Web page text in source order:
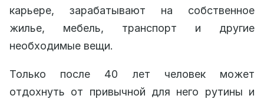
карьере, зарабатывают на собственное
жилье, мебель, транспорт и другие
необходимые вещи.
Только после 40 лет человек может
отдохнуть от привычной для него рутины и